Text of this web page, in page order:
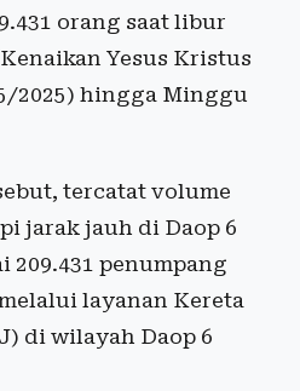
orang saat libur
Yesus Kristus
2025) hingga Minggu
tercatat volume
jarak jauh di Daop 6
209.431 penumpang
layanan Kereta
di wilayah Daop 6